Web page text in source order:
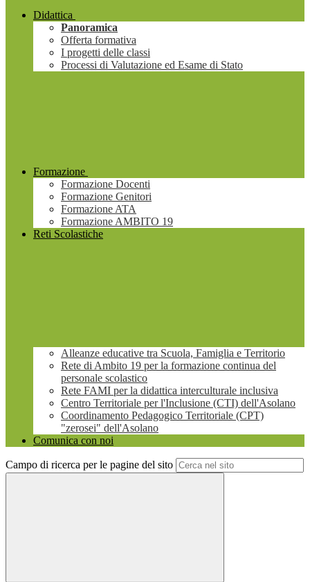
Didattica
Panoramica
Offerta formativa
I progetti delle classi
Processi di Valutazione ed Esame di Stato
Formazione
Formazione Docenti
Formazione Genitori
Formazione ATA
Formazione AMBITO 19
Reti Scolastiche
Alleanze educative tra Scuola, Famiglia e Territorio
Rete di Ambito 19 per la formazione continua del
personale scolastico
Rete FAMI per la didattica interculturale inclusiva
Centro Territoriale per l'Inclusione (CTI) dell'Asolano
Coordinamento Pedagogico Territoriale (CPT)
"zerosei" dell'Asolano
Comunica con noi
Campo di ricerca per le pagine del sito